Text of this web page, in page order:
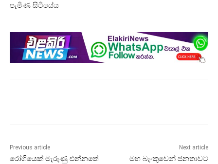
පැමිණ සිටියේය
Previous article
රෝගියෙක් මැරුණු එන්නතේ
Next article
මහ බැංකුවෙන් ජනතාවට